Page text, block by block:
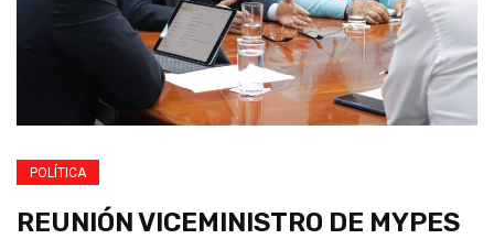
POLÍTICA
REUNIÓN VICEMINISTRO DE MYPES